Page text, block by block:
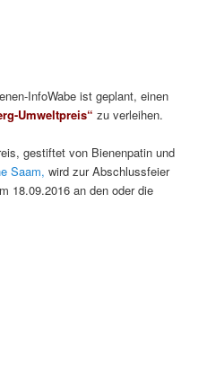
InfoWabe ist geplant, einen
Umweltpreis“ zu verleihen.
gestiftet von Bienenpatin und
Saam, wird zur Abschlussfeier
18.09.2016 an den oder die